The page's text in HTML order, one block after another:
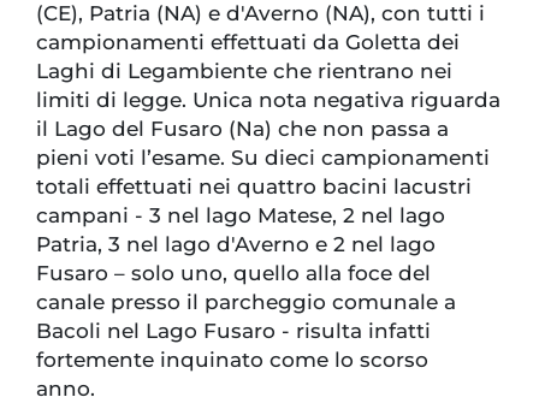
(CE), Patria (NA) e d'Averno (NA), con tutti i
campionamenti effettuati da Goletta dei
Laghi di Legambiente che rientrano nei
limiti di legge. Unica nota negativa riguarda
il Lago del Fusaro (Na) che non passa a
pieni voti l’esame. Su dieci campionamenti
totali effettuati nei quattro bacini lacustri
campani - 3 nel lago Matese, 2 nel lago
Patria, 3 nel lago d'Averno e 2 nel lago
Fusaro – solo uno, quello alla foce del
canale presso il parcheggio comunale a
Bacoli nel Lago Fusaro - risulta infatti
fortemente inquinato come lo scorso
anno.